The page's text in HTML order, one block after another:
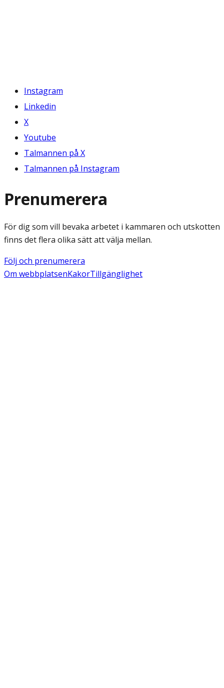
Instagram
Linkedin
X
Youtube
Talmannen på X
Talmannen på Instagram
Prenumerera
För dig som vill bevaka arbetet i kammaren och utskotten
finns det flera olika sätt att välja mellan.
Följ och prenumerera
Om webbplatsenKakorTillgänglighet